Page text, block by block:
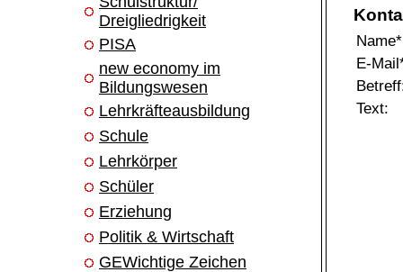
Dreigliedrigkeit
PISA
new economy im
Bildungswesen
Lehrkräfteausbildung
Schule
Lehrkörper
Schüler
Erziehung
Politik & Wirtschaft
GEWichtige Zeichen
E-
Text: